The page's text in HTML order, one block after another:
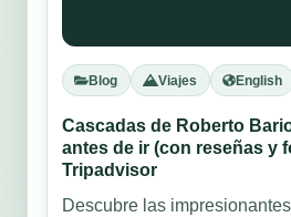
Blog Viajes English
Cascadas de Roberto
antes de ir (con reseñas y
Tripadvisor
Descubre las